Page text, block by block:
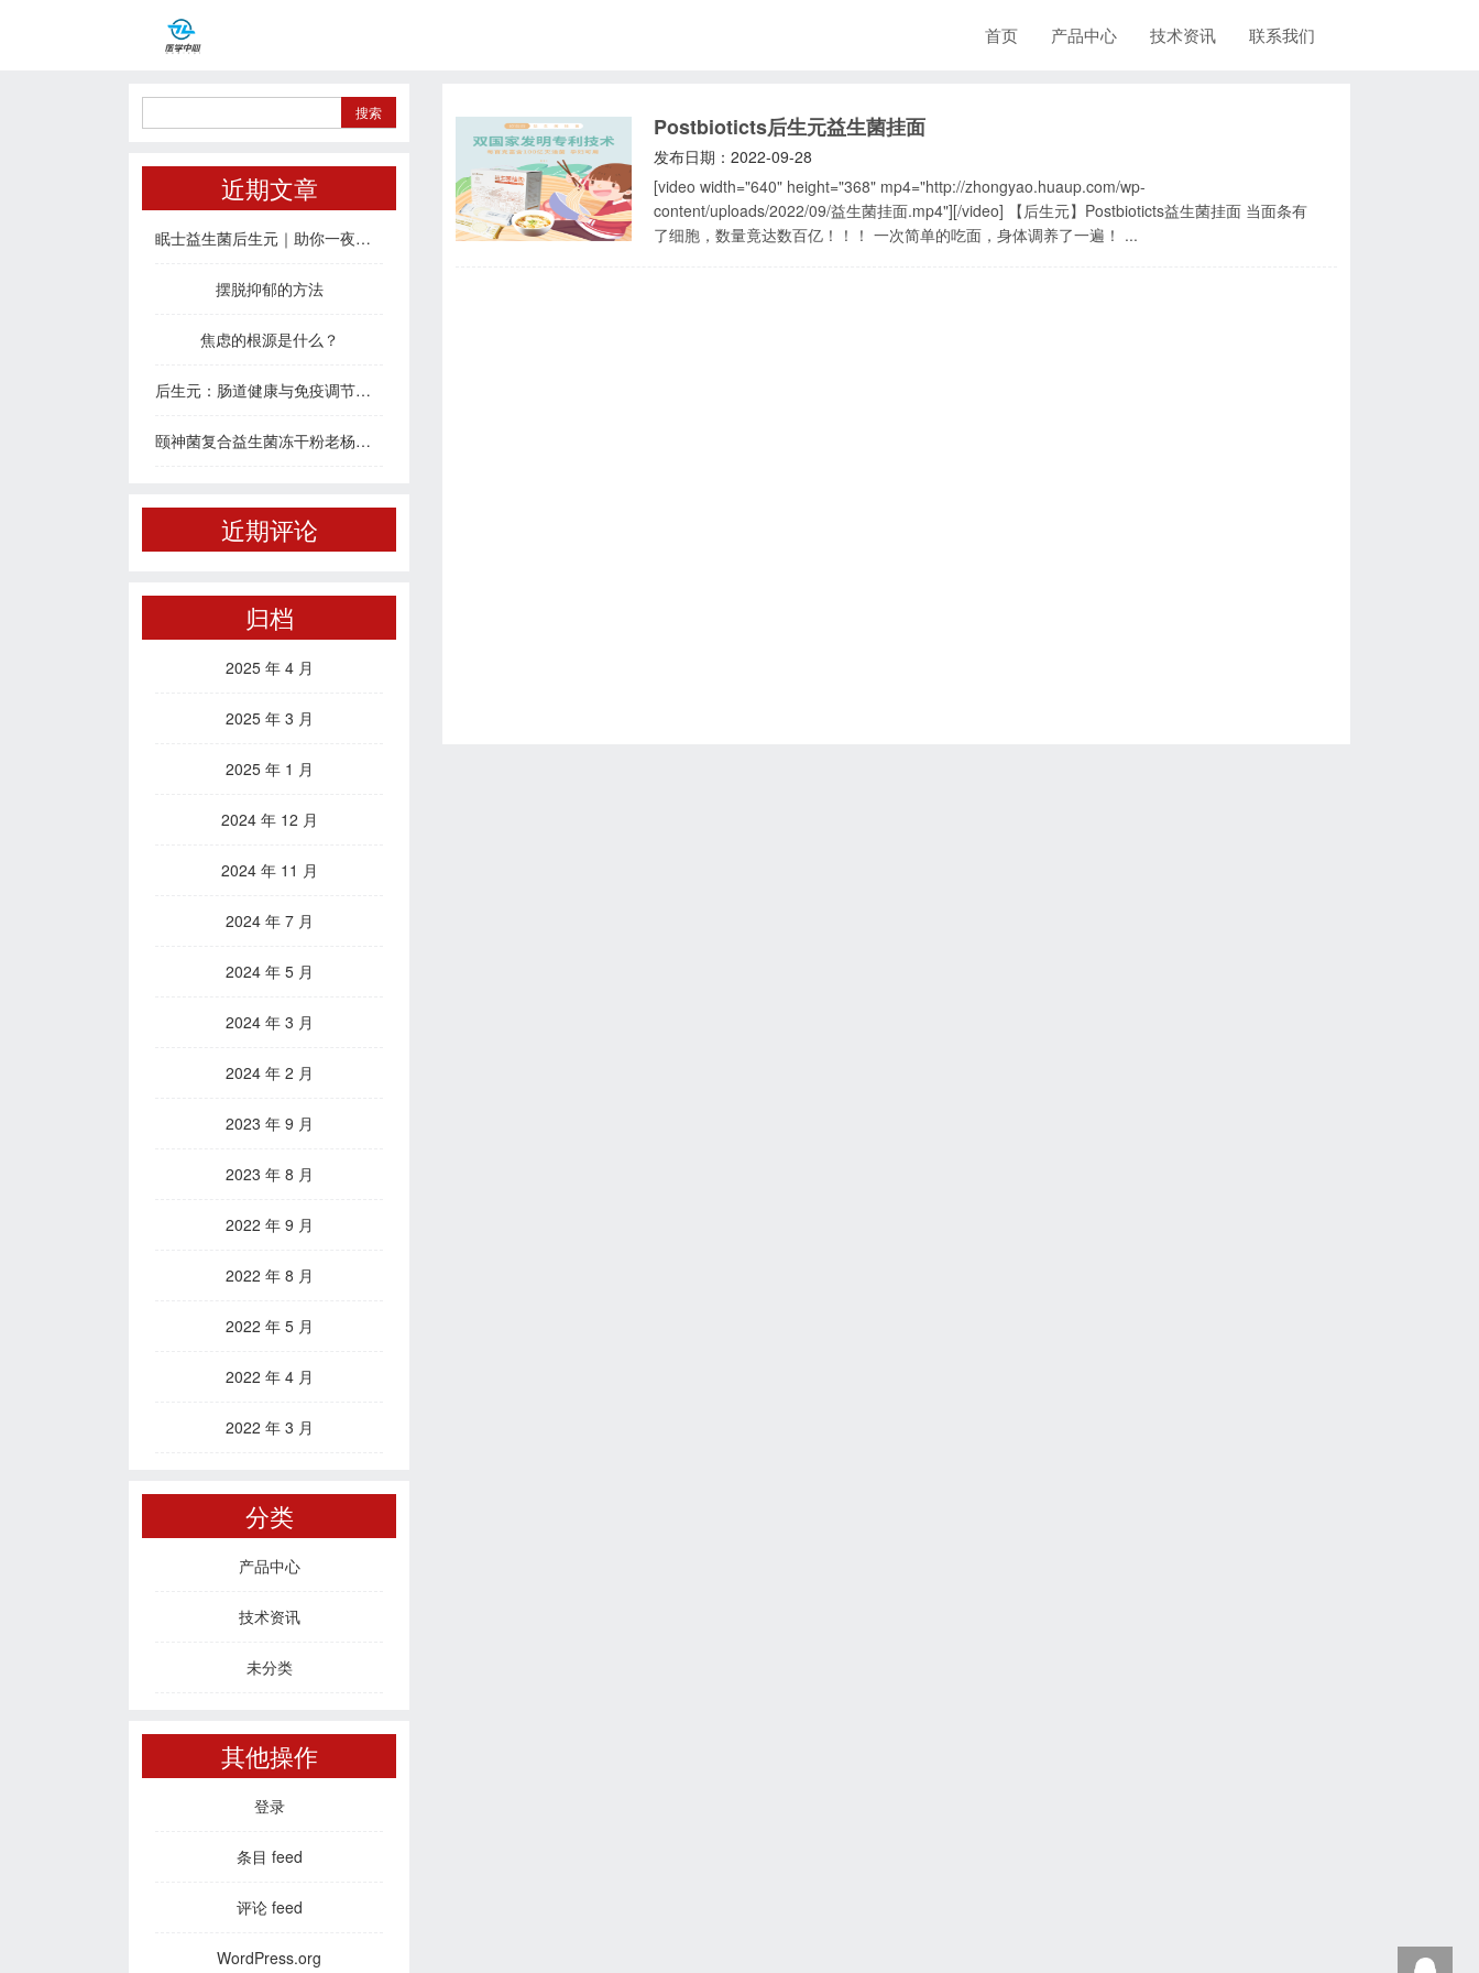
首页 产品中心 技术资讯 联系我们
近期文章
眠士益生菌后生元｜助你一夜好眠，治愈疲惫身心
摆脱抑郁的方法
焦虑的根源是什么？
后生元：肠道健康与免疫调节的新密码
颐神菌复合益生菌冻干粉老杨说睡眠
近期评论
归档
2025 年 4 月
2025 年 3 月
2025 年 1 月
2024 年 12 月
2024 年 11 月
2024 年 7 月
2024 年 5 月
2024 年 3 月
2024 年 2 月
2023 年 9 月
2023 年 8 月
2022 年 9 月
2022 年 8 月
2022 年 5 月
2022 年 4 月
2022 年 3 月
分类
产品中心
技术资讯
未分类
其他操作
登录
条目 feed
评论 feed
WordPress.org
Postbioticts后生元益生菌挂面
发布日期：2022-09-28
[video width="640" height="368" mp4="http://zhongyao.huaup.com/wp-
content/uploads/2022/09/益生菌挂面.mp4"][/video] 【后生元】Postbioticts益生菌挂面 当面条有
了细胞，数量竟达数百亿！！！ 一次简单的吃面，身体调养了一遍！ ...